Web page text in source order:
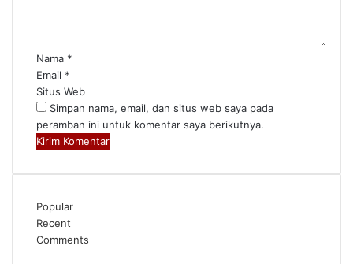
*Nama *
Email *
Situs Web
Simpan nama, email, dan situs web saya pada
peramban ini untuk komentar saya berikutnya.
Popular
Recent
Comments